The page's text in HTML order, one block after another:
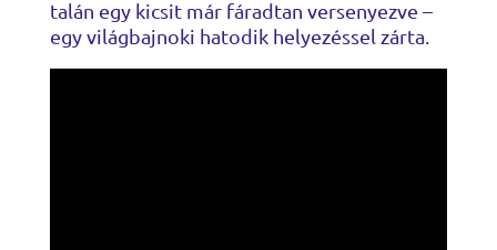
talán egy kicsit már fáradtan versenyezve –
egy világbajnoki hatodik helyezéssel zárta.